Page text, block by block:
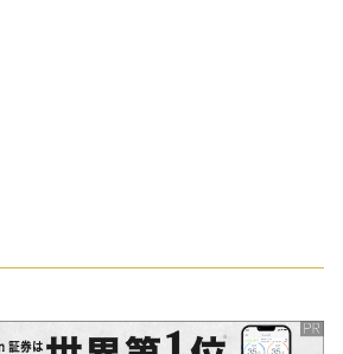
スポンサーリンク